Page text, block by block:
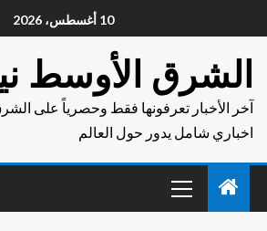
10 أغسطس، 2026
الشرق الأوسط
آخر الأخبار تعرفونها فقط وحصرياً على
اخباري شامل يدور حول العالم